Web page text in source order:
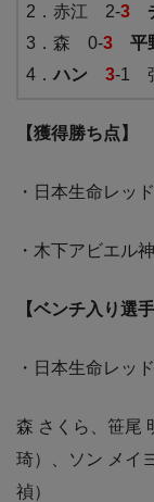
2．赤江 2-3
3．森 0-3 平
4．ハン 3-1
【獲得勝ち点】
・日本生命レッ
・木下アビエル
【ベンチ入り選手
・日本生命レッ
森 さくら、笹尾
琦）、ソン メイ
禎）